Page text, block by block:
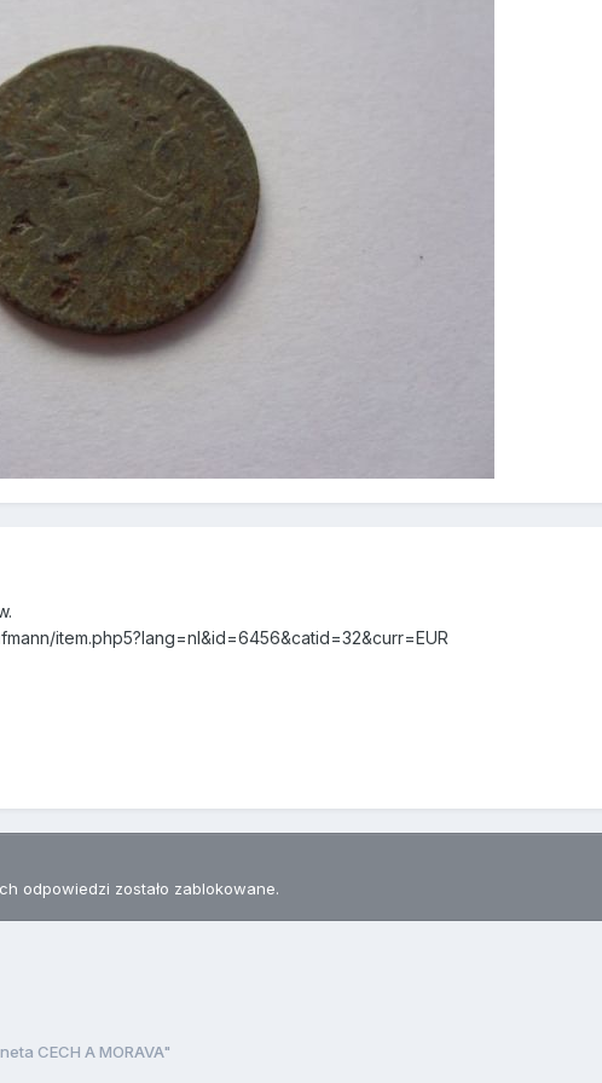
item.php5?lang=nl&id=6456&catid=32&curr=EUR
odpowiedzi zostało zablokowane.
CECH A MORAVA"